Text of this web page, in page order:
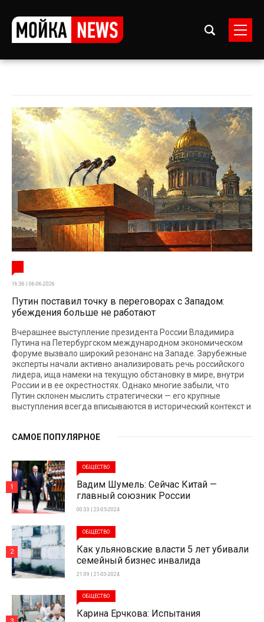
16:36 | 06-06-2026
Путин поставил точку в переговорах с Западом:
убеждения больше не работают
Вчерашнее выступление президента России Владимира
Путина на Петербургском международном экономическом
форуме вызвало широкий резонанс на Западе. Зарубежные
эксперты начали активно анализировать речь российского
лидера, ища намеки на текущую обстановку в мире, внутри
России и в ее окрестностях. Однако многие забыли, что
Путин склонен мыслить стратегически — его крупные
выступления всегда вписываются в исторический контекст и
САМОЕ ПОПУЛЯРНОЕ
ОБЩЕСТВО
Вадим Шумель: Сейчас Китай —
главный союзник России
00:33 | 23-05-2024
1
ОБЩЕСТВО
Как ульяновские власти 5 лет убивали
семейный бизнес инвалида
21:09 | 21-03-2024
2
ОБЩЕСТВО
Карина Ерчкова: Испытания